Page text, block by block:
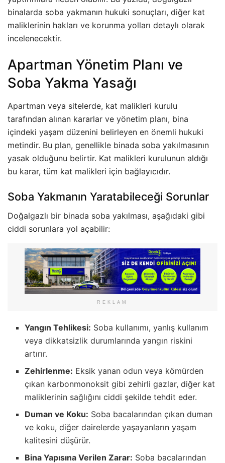
binalarda soba yakmanın hukuki sonuçları, diğer kat
maliklerinin hakları ve korunma yolları detaylı olarak
incelenecektir.
Apartman Yönetim Planı ve
Soba Yakma Yasağı
Apartman veya sitelerde, kat malikleri kurulu
tarafından alınan kararlar ve yönetim planı, bina
içindeki yaşam düzenini belirleyen en önemli hukuki
metindir. Bu plan, genellikle binada soba yakılmasının
yasak olduğunu belirtir. Kat malikleri kurulunun aldığı
bu karar, tüm kat malikleri için bağlayıcıdır.
Soba Yakmanın Yaratabileceği Sorunlar
Doğalgazlı bir binada soba yakılması, aşağıdaki gibi
ciddi sorunlara yol açabilir:
REKLAM
Yangın Tehlikesi: Soba kullanımı, yanlış kullanım
veya dikkatsizlik durumlarında yangın riskini
artırır.
Zehirlenme: Eksik yanan odun veya kömürden
çıkan karbonmonoksit gibi zehirli gazlar, diğer kat
maliklerinin sağlığını ciddi şekilde tehdit eder.
Duman ve Koku: Soba bacalarından çıkan duman
ve koku, diğer dairelerde yaşayanların yaşam
kalitesini düşürür.
Bina Yapısına Verilen Zarar: Soba bacalarından